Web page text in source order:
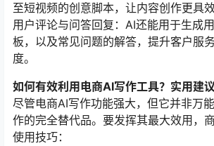
至短视频的创意脚本，让内容创作更具效
用户评论与问答回复：AI还能用于生成
板，以及常见问题的解答，提升客户服
度。
如何有效利用电商AI写作工具？实用建议
尽管电商AI写作功能强大，但它并非万
作的完全替代品。要发挥其最大效用，
使用技巧：